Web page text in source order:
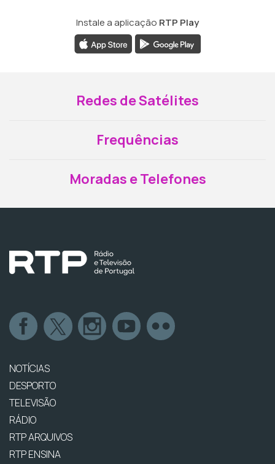
Instale a aplicação RTP Play
Redes de Satélites
Frequências
Moradas e Telefones
NOTÍCIAS
DESPORTO
TELEVISÃO
RÁDIO
RTP ARQUIVOS
RTP ENSINA